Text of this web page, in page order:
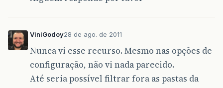
ViniGodoy28 de ago. de 2011
Nunca vi esse recurso. Mesmo nas opções de
configuração, não vi nada parecido.
Até seria possível filtrar fora as pastas da